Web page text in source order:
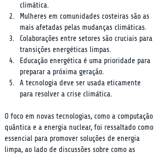
climática.
Mulheres em comunidades costeiras são as
mais afetadas pelas mudanças climáticas.
Colaborações entre setores são cruciais para
transições energéticas limpas.
Educação energética é uma prioridade para
preparar a próxima geração.
A tecnologia deve ser usada eticamente
para resolver a crise climática.
O foco em novas tecnologias, como a computação
quântica e a energia nuclear, foi ressaltado como
essencial para promover soluções de energia
limpa, ao lado de discussões sobre como as